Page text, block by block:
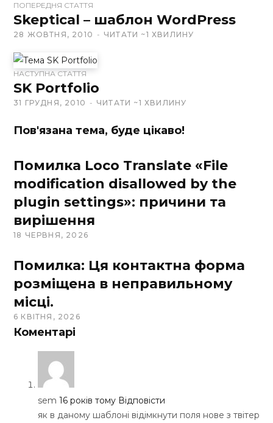
e
b
s
i
t
e
ПОПЕРЕДНЯ СТАТТЯ
Skeptical – шаблон WordPress
28 ЖОВТНЯ, 2010 ЧИТАТИ ~1 ХВИЛИНУ
НАСТУПНА СТАТТЯ
SK Portfolio
31 ГРУДНЯ, 2010 ЧИТАТИ ~1 ХВИЛИНУ
Пов'язана тема, буде цікаво!
Помилка Loco Translate «File
modification disallowed by the
plugin settings»: причини та
вирішення
18 ЧЕРВНЯ, 2026
Помилка: Ця контактна форма
розміщена в неправильному
місці.
6 КВІТНЯ, 2026
Коментарі
sem 16 років тому Відповісти
як в даному шаблоні відімкнути поля нове з твітер